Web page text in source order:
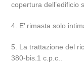
copertura dell’edificio
4. E’ rimasta solo
5. La trattazione del
380-bis.1 c.p.c..